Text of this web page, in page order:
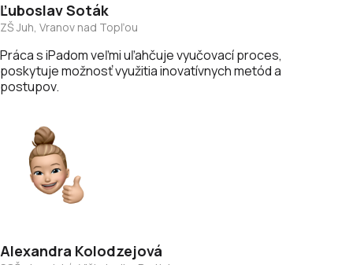
ĽuboslavSoták
ZŠ Juh, Vranov nad Topľou
Práca s iPadom veľmi uľahčuje vyučovací proces,
poskytuje možnosť využitia inovatívnych metód a
postupov.
Alexandra Kolodzejová